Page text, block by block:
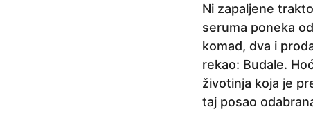
Ni zapaljene
seruma poneka
komad, dva i
rekao: Budale.
životinja koja je
taj posao